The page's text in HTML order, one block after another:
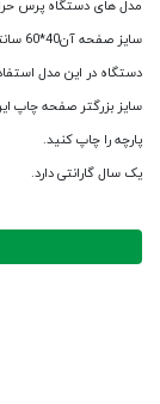
مدل های دستگاه پرس
دستگاه در این مدل
سایز بزرگتر صفحه چاپ
پارچه را چاپ کنید.
یک سال گارانتی دارد.